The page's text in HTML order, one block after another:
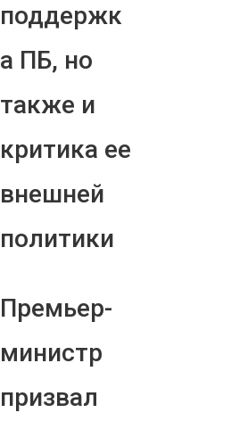
поддержк
а ПБ, но
также и
критика ее
внешней
политики
Премьер-
министр
призвал